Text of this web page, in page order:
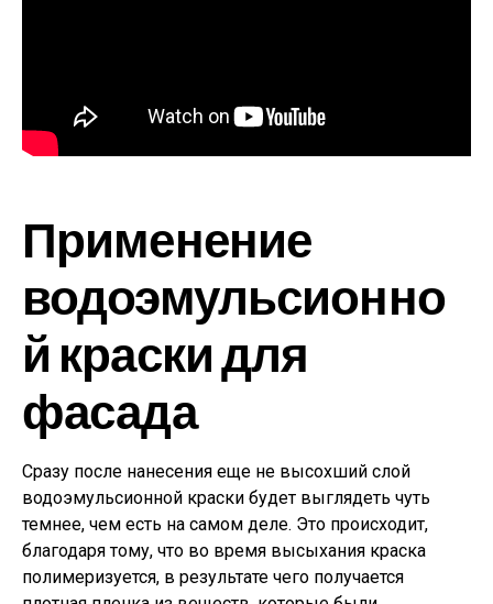
Применение
водоэмульсионно
й краски для
фасада
Сразу после нанесения еще не высохший слой
водоэмульсионной краски будет выглядеть чуть
темнее, чем есть на самом деле. Это происходит,
благодаря тому, что во время высыхания краска
полимеризуется, в результате чего получается